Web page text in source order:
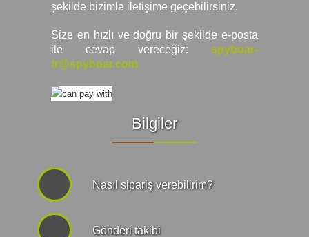
şekilde bizimle iletişime geçebilirsiniz.
Size en hızlı ve doğru bir şekilde e-posta
ile cevap vereceğiz:
spyboar-
tr@spyboar.com
Bilgiler
Nasıl sipariş verebilirim?
Gönderi takibi